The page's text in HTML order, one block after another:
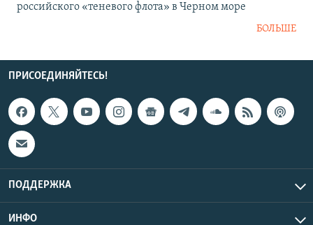
российского «теневого флота» в Черном море
БОЛЬШЕ
ПРИСОЕДИНЯЙТЕСЬ!
ПОДДЕРЖКА
ИНФО